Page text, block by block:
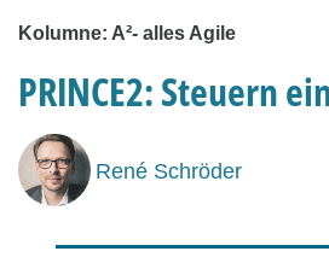
Kolumne: A²- alles Agile
PRINCE2: Steuern
René Schröder